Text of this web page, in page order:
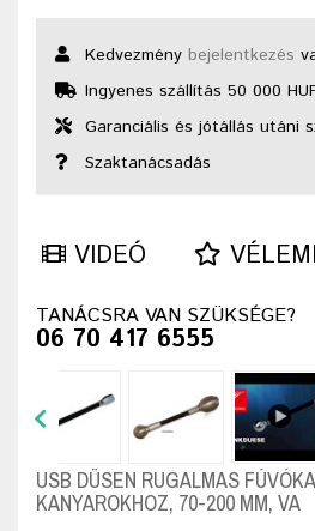
Kedvezmény bejelentkezés
Ingyenes szállítás 50 000
Garanciális és jótállás utáni
Szaktanácsadás
VIDEÓ
TANÁCSRA VAN SZÜKSÉGE?
06 70 417 6555
USB DÜSEN RUGALMAS
KANYAROKHOZ, 70-200 MM, VA